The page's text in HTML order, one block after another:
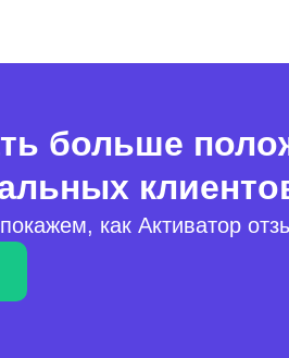
больше
как Активатор